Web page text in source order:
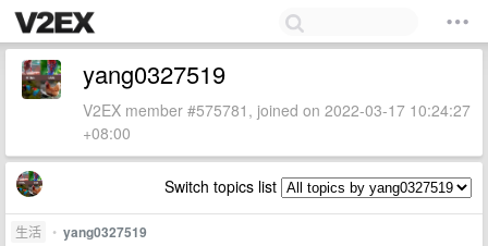
yang0327519
V2EX member #575781, joined on 2022-03-17 10:24:27
+08:00
Switch topics list
生活 • yang0327519